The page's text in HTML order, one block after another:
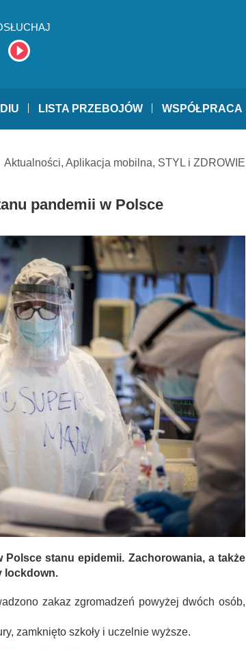
LISTA PRZEBOJÓW WSPÓŁPRACA
Aktualności, Aplikacja mobilna, STYL i ZDROWIE
pandemii w Polsce
Polsce stanu epidemii. Zachorowania, a także
lockdown.
zakaz zgromadzeń powyżej dwóch osób,
zamknięto szkoły i uczelnie wyższe.